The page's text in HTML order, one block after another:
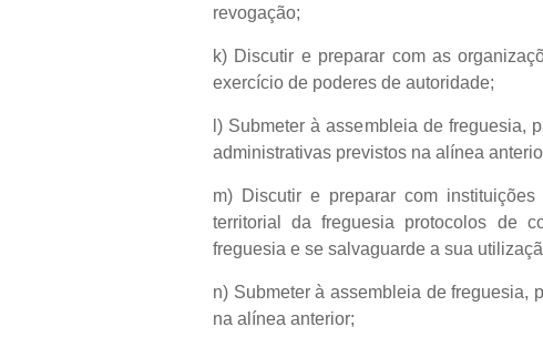
revogação;
k) Discutir e preparar com as
exercício de poderes de autoridade;
l) Submeter à assembleia de freguesia,
administrativas previstos na alínea
m) Discutir e preparar com
territorial da freguesia protocolos de
freguesia e se salvaguarde a sua
n) Submeter à assembleia de freguesia,
na alínea anterior;